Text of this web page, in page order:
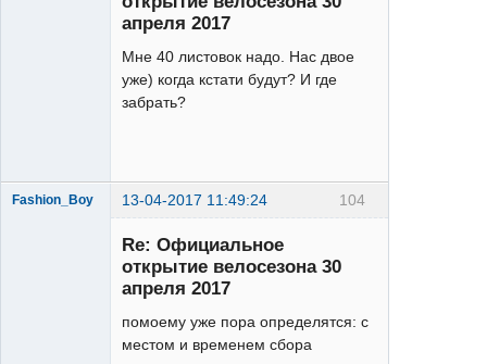
апреля 2017
Мне 40 листовок надо. Нас двое
уже) когда кстати будут? И где
забрать?
104
Fashion_Boy 13-04-2017 11:49:24
Re: Официальное
открытие велосезона 30
апреля 2017
помоему уже пора определятся: с
местом и временем сбора